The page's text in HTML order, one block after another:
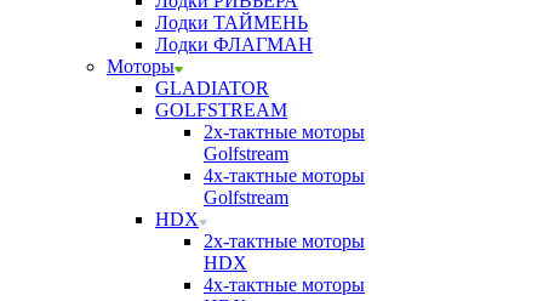
Лодки ТАЙМЕНЬ
Лодки ФЛАГМАН
Моторы
GLADIATOR
GOLFSTREAM
2х-тактные моторы
Golfstream
4х-тактные моторы
Golfstream
HDX
2х-тактные моторы
HDX
4х-тактные моторы